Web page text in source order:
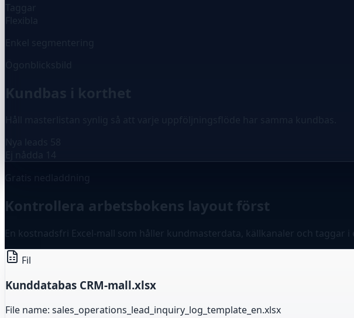
Taggar
Flexibla
Enkel segmentering
Kundbas i korthet
Håll masterlistan synlig så att varje uppföljningsflöde har samma kundbas.
Gratis nedladdning
Kontrollera arbetsbokens layout först
En kostnadsfri Excel-mall som håller kundmasterdata, källkanaler och
Fil
Kunddatabas CRM-mall.xlsx
File name: sales_operations_lead_inquiry_log_template_en.xlsx